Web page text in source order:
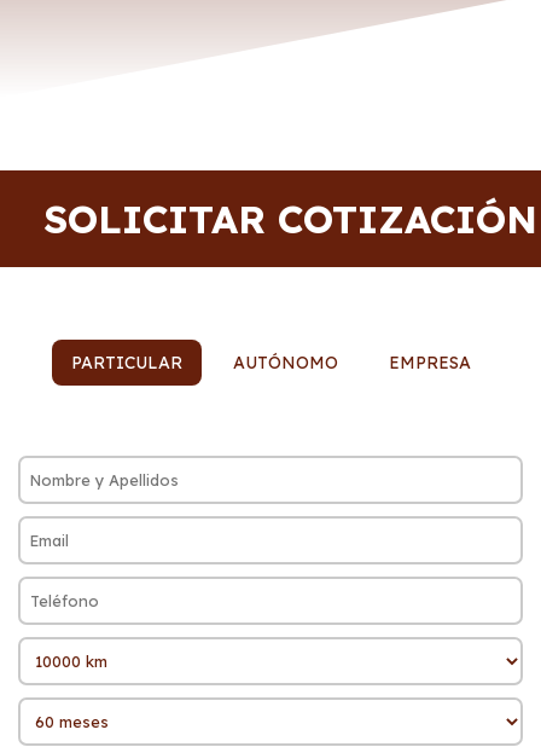
SOLICITAR COTIZACIÓN
PARTICULAR AUTÓNOMO EMPRESA